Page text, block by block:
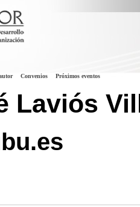
Convenios Próximos eventos
Laviós